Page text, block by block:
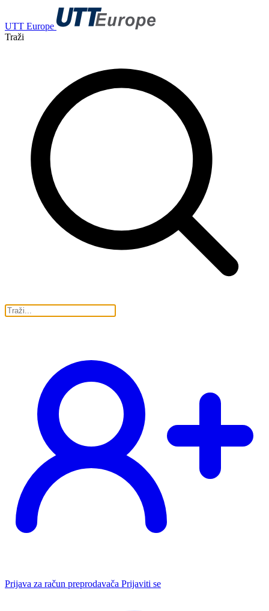
UTT Europe
Traži
Prijava za račun preprodavača Prijaviti se